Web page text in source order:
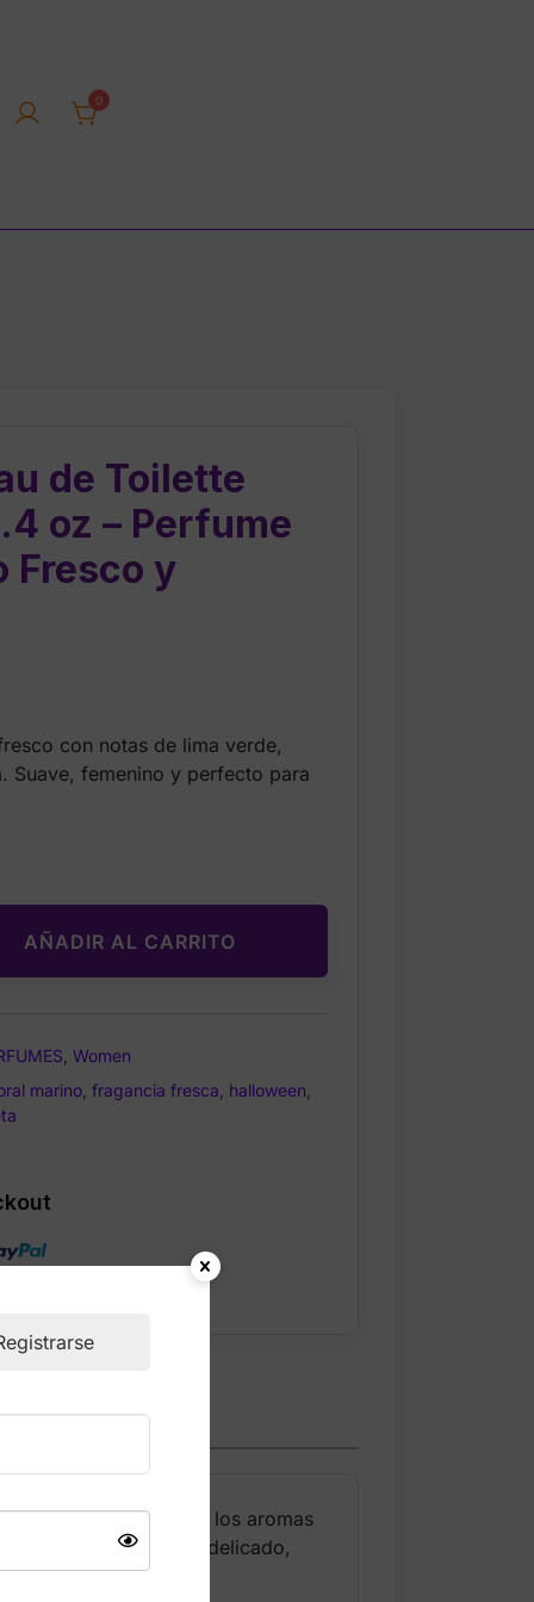
0
de Toilette
oz – Perfume
Fresco y
con notas de lima verde,
Suave, femenino y perfecto para
AÑADIR AL CARRITO
Women
marino fragancia fresca halloween
mujeres que aman los aromas
por su estilo delicado,